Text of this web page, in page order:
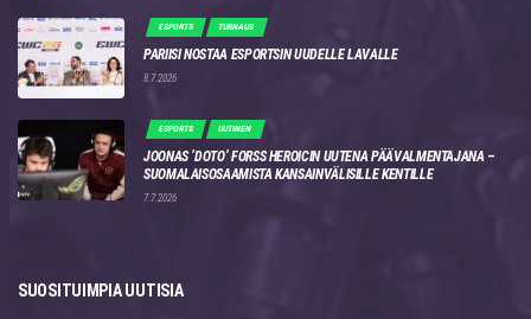
ESPORTS TURNAUS
PARIISI NOSTAA ESPORTSIN UUDELLE LAVALLE
8.7.2026
ESPORTS UUTINEN
JOONAS ‘DOTO’ FORSS HEROICIN UUTENA PÄÄVALMENTAJANA –
SUOMALAISOSAAMISTA KANSAINVÄLISILLE KENTILLE
7.7.2026
SUOSITUIMPIA UUTISIA